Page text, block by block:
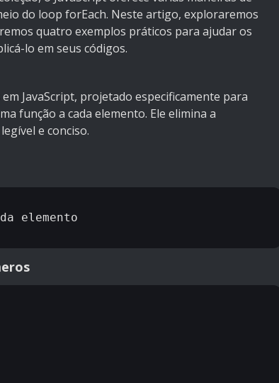
do loop forEach. Neste artigo, exploraremos
quatro exemplos práticos para ajudar os
lo em seus códigos.
JavaScript, projetado especificamente para
função a cada elemento. Ele elimina a
e conciso.
elemento